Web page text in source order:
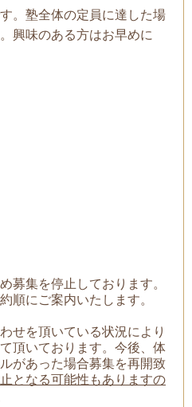
。塾全体の定員に達した場
興味のある方はお早めに
募集を停止しております。
順にご案内いたします。
せを頂いている状況により
頂いております。今後、体
があった場合募集を再開致
となる可能性もありますの